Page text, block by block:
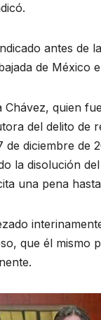
antes de
de México
Chávez, quien
del delito
diciembre de
la disolución
una pena
que él mismo